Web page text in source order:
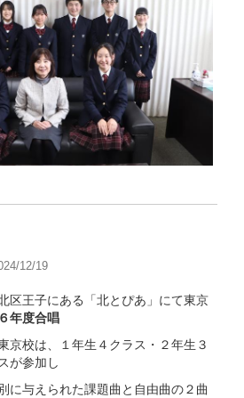
12/19
区王子にある「北とぴあ」にて東京
年度合唱
京校は、１年生４クラス・２年生３
が参加し
に与えられた課題曲と自由曲の２曲